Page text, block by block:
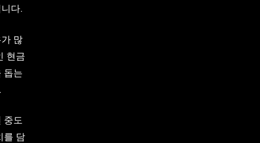
다.
많
현금
돕는
중도
를 담